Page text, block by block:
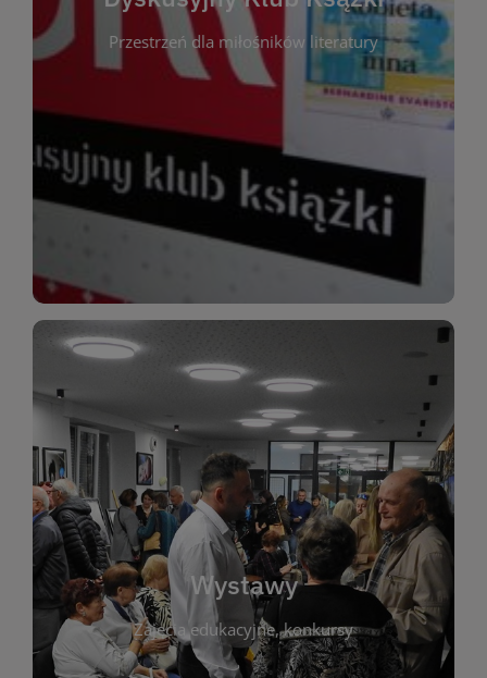
Przestrzeń dla miłośników literatury
Dyskusyjny Klub Ksążki
Dyskusyjny Klub Książki to przestrzeń dla
miłośników literatury, którzy lubią dzielić się
opiniami i emocjami po lekturze. Spotykamy się
regularnie, by rozmawiać o wybranych tytułach z
różnych gatunków literackich. Każde spotkanie to
okazja do inspirującej dyskusji, wymiany
Wystawy
Zajęcia edukacyjne, konkursy
ekspozycjach oraz archiwum wystaw z
poprzednich lat. Prezentowane prace obejmują
malarstwo, fotografię, rękodzieło i inne formy
artystyczne. Każda wystawa to wyjątkowa okazja
do kontaktu z kulturą i sztuką w przestrzeni
biblioteki. Serdecznie zapraszamy wszystkich
miłośników estetycznych doznań!
WIĘCEJ